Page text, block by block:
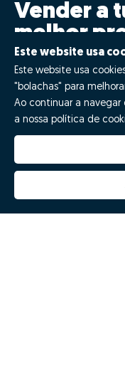
Vender a
melhor
Clica GO!
Este website usa
Este website usa
"bolachas" para
Ao continuar a navegar
a nossa política de